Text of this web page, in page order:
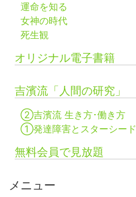
運命を知る
女神の時代
死生観
オリジナル電子書籍
吉濱流「人間の研究」
②吉濱流 生き方･働き方
①発達障害とスターシード
無料会員で見放題
メニュー